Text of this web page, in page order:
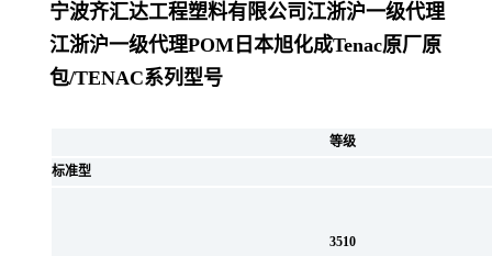
宁波齐汇达工程塑料有限公司江浙沪一级代理
江浙沪一级代理POM日本旭化成Tenac原厂原
包/TENAC系列型号
等级
标准型
3510